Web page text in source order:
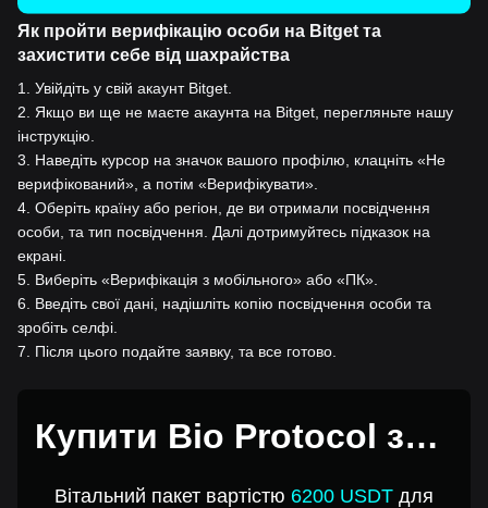
Як пройти верифікацію особи на Bitget та
захистити себе від шахрайства
1
Увійдіть у свій акаунт Bitget.
2
Якщо ви ще не маєте акаунта на Bitget, перегляньте нашу
інструкцію.
3
Наведіть курсор на значок вашого профілю, клацніть «Не
верифікований», а потім «Верифікувати».
4 Оберіть країну або регіон, де ви отримали посвідчення
особи, та тип посвідчення. Далі дотримуйтесь підказок на
екрані.
5 Виберіть «Верифікація з мобільного» або «ПК».
6
Введіть свої дані, надішліть копію посвідчення особи та
зробіть селфі.
7
Після цього подайте заявку, та все готово.
Купити Bio Protocol за 1
Вітальний пакет вартістю 6200 USDT для